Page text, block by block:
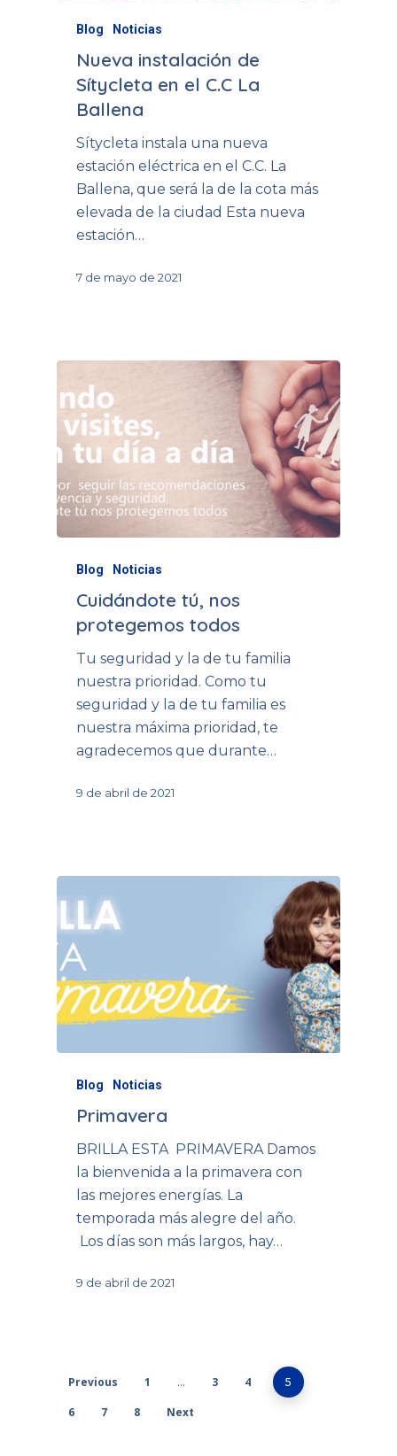
Blog Noticias
Nueva instalación de
Sítycleta en el C.C La
Ballena
Sítycleta instala una nueva
estación eléctrica en el C.C. La
Ballena, que será la de la cota más
elevada de la ciudad Esta nueva
estación…
7 de mayo de 2021
Blog Noticias
Cuidándote tú, nos
protegemos todos
Tu seguridad y la de tu familia
nuestra prioridad. Como tu
seguridad y la de tu familia es
nuestra máxima prioridad, te
agradecemos que durante…
9 de abril de 2021
Blog Noticias
Primavera
BRILLA ESTA PRIMAVERA Damos
la bienvenida a la primavera con
las mejores energías. La
temporada más alegre del año.
Los días son más largos, hay…
9 de abril de 2021
Previous 1 … 3 4 5
6 7 8 Next